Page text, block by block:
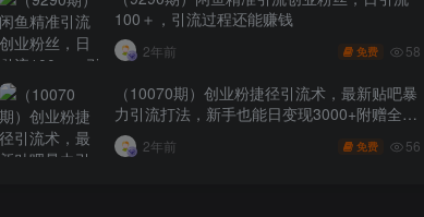
100＋，引流过程还能赚钱
2年前 免费 58
（10070期）创业粉捷径引流术，最新贴吧暴
力引流打法，新手也能日变现3000+附赠全…
2年前 免费 56